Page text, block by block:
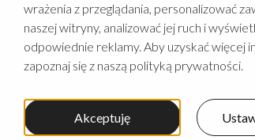
Alternative:
POLITYKA PRYWATNOŚCI
wrażenia z przeglądania, personalizować
naszej witryny, analizować jej ruch i
odpowiednie reklamy. Aby uzyskać więcej
zapoznaj się z naszą polityką prywatności.
Akceptuję